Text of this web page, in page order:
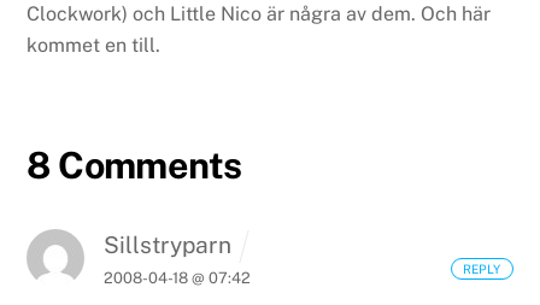
Clockwork) och Little Nico är några av dem. Och här
kommet en till.
8 Comments
Sillstryparn
2008-04-18 @ 07:42
REPLY